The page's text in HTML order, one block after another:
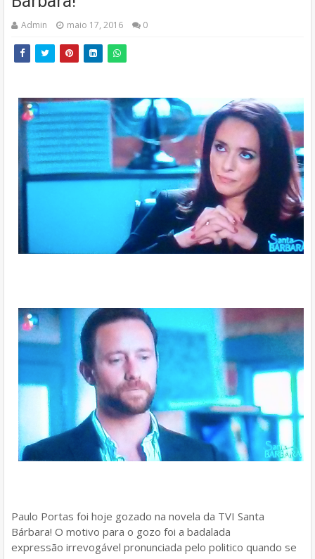
Admin maio 17, 2016 0
Paulo Portas foi hoje gozado na novela da TVI Santa
Bárbara! O motivo para o gozo foi a badalada
expressão irrevogável pronunciada pelo politico quando se